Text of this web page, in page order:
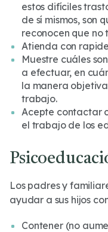
estos difíciles
de sí mismos, son
reconocen que no
Atienda con
Muestre cuáles
a efectuar, en
la manera
trabajo.
Acepte contactar
el trabajo de los
Los padres y
ayudar a sus hijos
Contener (no